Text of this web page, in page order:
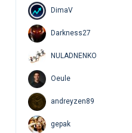
DimaV
Darkness27
NULADNENKO
Oeule
andreyzen89
gepak